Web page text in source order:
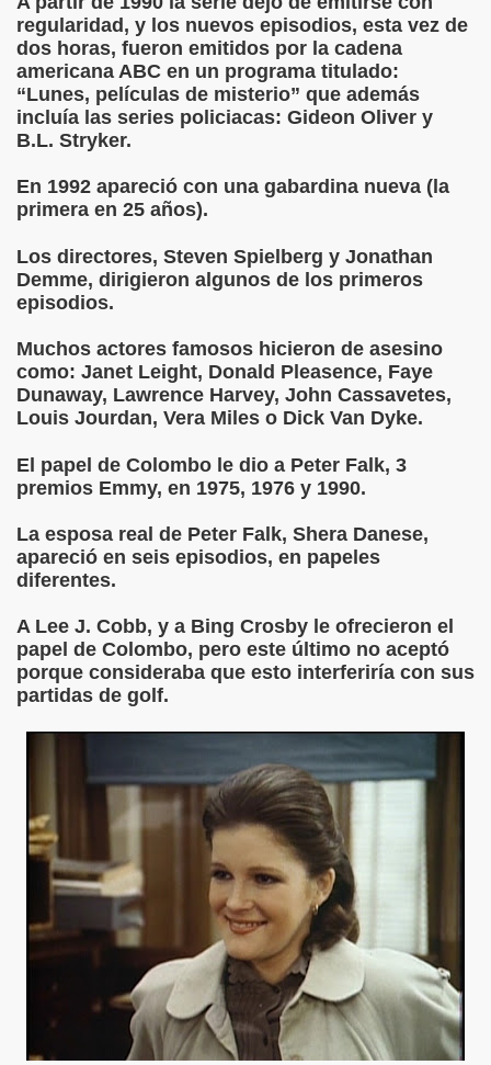
regularidad, y los nuevos episodios, esta vez de
dos horas, fueron emitidos por la cadena
americana ABC en un programa titulado:
“Lunes, películas de misterio” que además
incluía las series policiacas: Gideon Oliver y
B.L. Stryker.
En 1992 apareció con una gabardina nueva (la
primera en 25 años).
Los directores, Steven Spielberg y Jonathan
Demme, dirigieron algunos de los primeros
episodios.
Muchos actores famosos hicieron de asesino
como: Janet Leight, Donald Pleasence, Faye
Dunaway, Lawrence Harvey, John Cassavetes,
Louis Jourdan, Vera Miles o Dick Van Dyke.
El papel de Colombo le dio a Peter Falk, 3
premios Emmy, en 1975, 1976 y 1990.
La esposa real de Peter Falk, Shera Danese,
apareció en seis episodios, en papeles
diferentes.
A Lee J. Cobb, y a Bing Crosby le ofrecieron el
papel de Colombo, pero este último no aceptó
porque consideraba que esto interferiría con sus
partidas de golf.